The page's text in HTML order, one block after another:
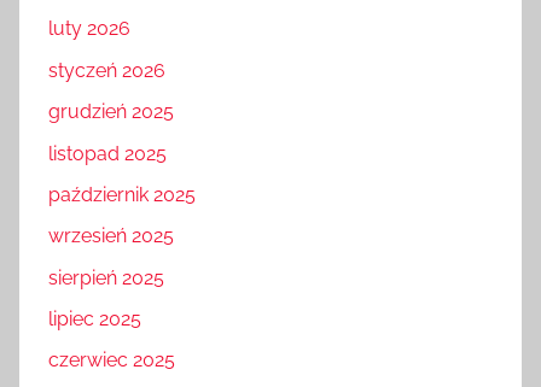
luty 2026
styczeń 2026
grudzień 2025
listopad 2025
październik 2025
wrzesień 2025
sierpień 2025
lipiec 2025
czerwiec 2025